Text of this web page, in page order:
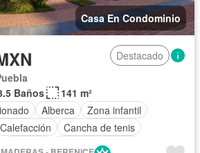
Casa En Condominio
Destacado
Baños
141 m²
Alberca
Zona infantil
Calefacción
Cancha de tenis
Cocina equipada